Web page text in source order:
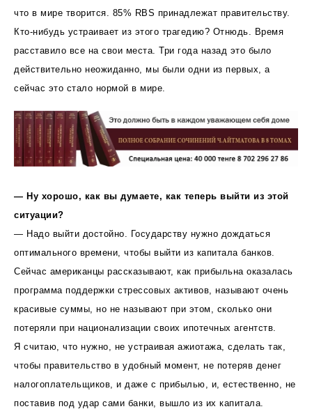
что в мире творится. 85% RBS принадлежат правительству.
Кто-нибудь устраивает из этого трагедию? Отнюдь. Время
расставило все на свои места. Три года назад это было
действительно неожиданно, мы были одни из первых, а
сейчас это стало нормой в мире.
— Ну хорошо, как вы думаете, как теперь выйти из этой
ситуации?
— Надо выйти достойно. Государству нужно дождаться
оптимального времени, чтобы выйти из капитала банков.
Сейчас американцы рассказывают, как прибыльна оказалась
программа поддержки стрессовых активов, называют очень
красивые суммы, но не называют при этом, сколько они
потеряли при национализации своих ипотечных агентств.
Я считаю, что нужно, не устраивая ажиотажа, сделать так,
чтобы правительство в удобный момент, не потеряв денег
налогоплательщиков, и даже с прибылью, и, естественно, не
поставив под удар сами банки, вышло из их капитала.